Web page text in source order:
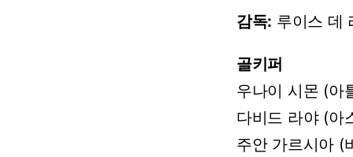
감독: 루이스 데
골키퍼
우나이 시몬 (아
다비드 라야(아
주안 가르시아 (